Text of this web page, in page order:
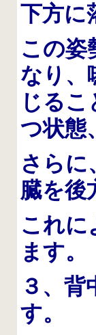
下方に
この姿
なり、
じる
つ状態
さらに
臓を後
これに
ます。
３、
す。